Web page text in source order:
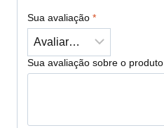
Sua avaliação *
Sua avaliação sobre o produto